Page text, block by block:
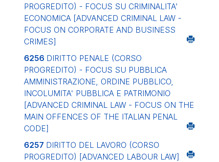
PROGREDITO) - FOCUS SU CRIMINALITA'
ECONOMICA [ADVANCED CRIMINAL LAW -
FOCUS ON CORPORATE AND BUSINESS
CRIMES]
6256 DIRITTO PENALE (CORSO
PROGREDITO) - FOCUS SU PUBBLICA
AMMINISTRAZIONE, ORDINE PUBBLICO,
INCOLUMITA' PUBBLICA E PATRIMONIO
[ADVANCED CRIMINAL LAW - FOCUS ON THE
MAIN OFFENCES OF THE ITALIAN PENAL
CODE]
6257 DIRITTO DEL LAVORO (CORSO
PROGREDITO) [ADVANCED LABOUR LAW]